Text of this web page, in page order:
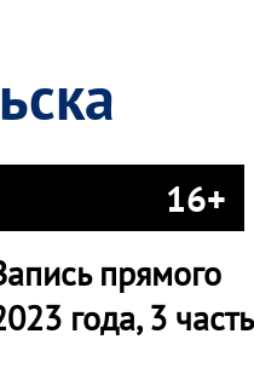
16+
прямого
года, 3 часть